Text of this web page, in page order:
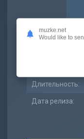
Длительность:
Дата релиза:
muzke.net
Would like to